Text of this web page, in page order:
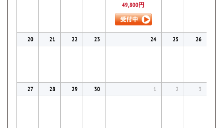
49,800円
20 21 22 23 24 25 26
27 28 29 30 1 2 3